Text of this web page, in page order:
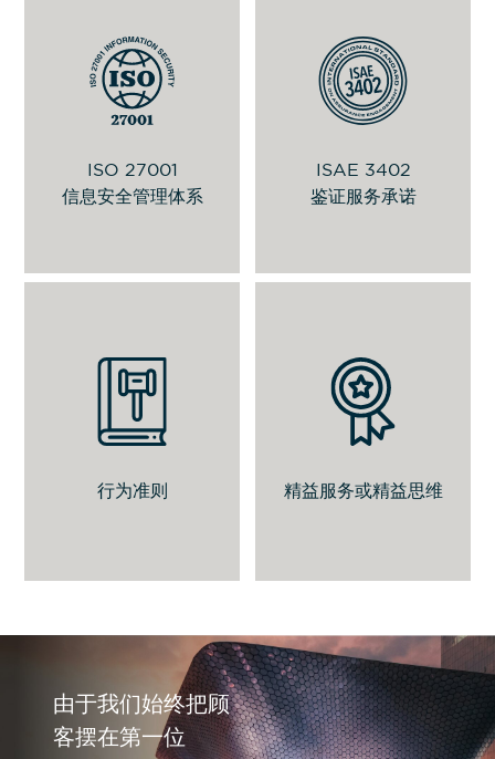
ISO 27001
信息安全管理体系
用于管理信息安全的标准。信息是我们
最重要的资产，因此我们实施各种控制
措施以确保其保密性、可用性和完整
性。
信息安全政策
ISAE 3402
鉴证服务承诺
为了持续改进并提供高品质的服务，我
们根据 SSAE 16 标准（SOC 1的类型
2）进行了审计，以确保我们符合 ISAE
3402 标准的控制要求。
申请报告
行为准则
行为准则 精益服务或精益思维
这些软体服务与工具可减少申请流程时
间，借以提升对客户的服务水平。
由于我们始终把顾
客摆在第一位